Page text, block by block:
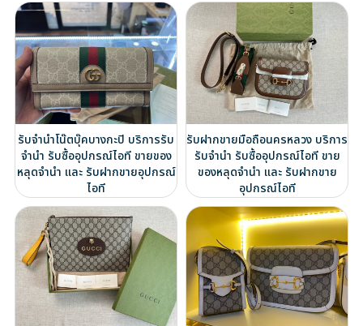
รับจำนำโน๊ตบุ๊คบางกะปิ บริการรับ
จำนำ รับซื้ออุปกรณ์ไอที ขายของ
หลุดจำนำ และ รับฝากขายอุปกรณ์
ไอที
รับฝากขายมือถือนครหลวง บริการ
รับจำนำ รับซื้ออุปกรณ์ไอที ขาย
ของหลุดจำนำ และ รับฝากขาย
อุปกรณ์ไอที